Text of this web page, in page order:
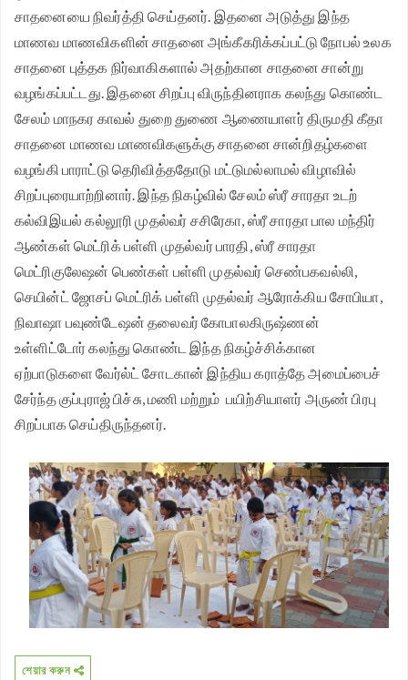
சாதனையை நிவர்த்தி செய்தனர். இதனை அடுத்து இந்த
மாணவ மாணவிகளின் சாதனை அங்கீகரிக்கப்பட்டு நோபல் உலக
சாதனை புத்தக நிர்வாகிகளால் அதற்கான சாதனை சான்று
வழங்கப்பட்டது. இதனை சிறப்பு விருந்தினராக கலந்து கொண்ட
சேலம் மாநகர காவல் துறை துணை ஆணையாளர் திருமதி கீதா
சாதனை மாணவ மாணவிகளுக்கு சாதனை சான்றிதழ்களை
வழங்கி பாராட்டு தெரிவித்ததோடு மட்டுமல்லாமல் விழாவில்
சிறப்புரையாற்றினார். இந்த நிகழ்வில் சேலம் ஸ்ரீ சாரதா உடற்
கல்விஇயல் கல்லூரி முதல்வர் சசிரேகா, ஸ்ரீ சாரதா பால மந்திர்
ஆண்கள் மெட்ரிக் பள்ளி முதல்வர் பாரதி, ஸ்ரீ சாரதா
மெட்ரிகுலேஷன் பெண்கள் பள்ளி முதல்வர் செண்பகவல்லி,
செயின்ட் ஜோசப் மெட்ரிக் பள்ளி முதல்வர் ஆரோக்கிய சோபியா,
நிவாஷா பவுண்டேஷன் தலைவர் கோபாலகிருஷ்ணன்
உள்ளிட்டோர் கலந்து கொண்ட இந்த நிகழ்ச்சிக்கான
ஏற்பாடுகளை வேர்ல்ட் சோடகான் இந்திய கராத்தே அமைப்பைச்
சேர்ந்த குப்புராஜ் பிச்சு, மணி மற்றும் பயிற்சியாளர் அருண் பிரபு
சிறப்பாக செய்திருந்தனர்.
শেয়ার করুন